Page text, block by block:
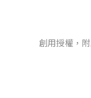
創用授權，